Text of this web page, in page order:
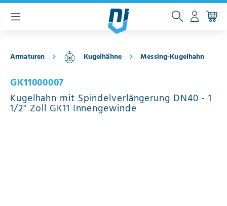
springen
Armaturen Kugelhähne Messing-Kugelhahn
GK11000007
Kugelhahn mit Spindelverlängerung DN40 - 1
1/2" Zoll GK11 Innengewinde